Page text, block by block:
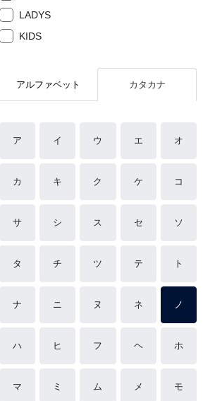
LADYS
KIDS
アルファベット カタカナ
ア イ ウ エ オ
カ キ ク ケ コ
サ シ ス セ ソ
タ チ ツ テ ト
ナ ニ ヌ ネ ノ
ハ ヒ フ ヘ ホ
マ ミ ム メ モ